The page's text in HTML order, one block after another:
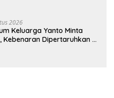
2026
Keluarga Yanto Minta
Kebenaran Dipertaruhkan di